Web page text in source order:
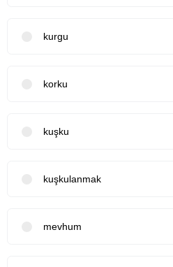
kurgu
korku
kuşku
kuşkulanmak
mevhum